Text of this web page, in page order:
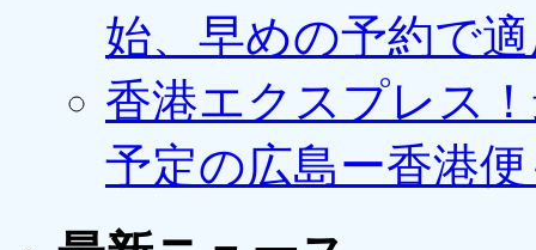
始、早めの予約で
香港エクスプレス
予定の広島ー香港